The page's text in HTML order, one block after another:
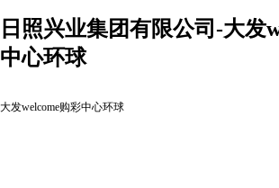
日照兴业集团有限公司-大发
中心环球
大发welcome购彩中心环球